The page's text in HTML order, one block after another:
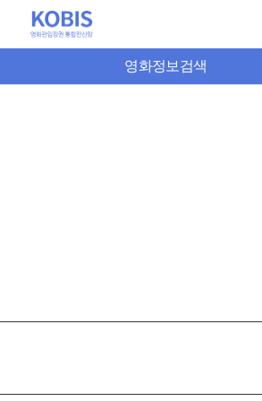
영화정보검색